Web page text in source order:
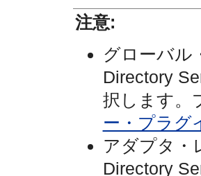
注意:
グローバル
Directory
択します。
ー・プラグ
アダプタ・
Directory